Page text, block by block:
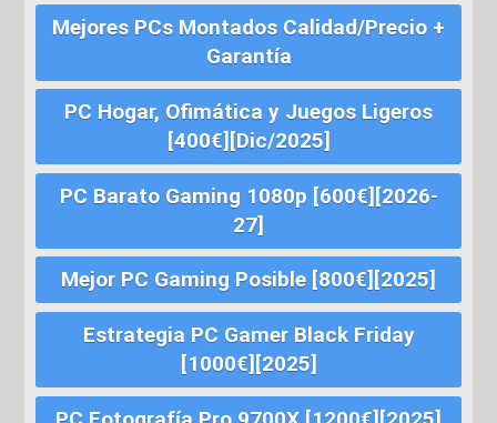
Mejores PCs Montados Calidad/Precio +
Garantía
PC Hogar, Ofimática y Juegos Ligeros
[400€][Dic/2025]
PC Barato Gaming 1080p [600€][2026-
27]
Mejor PC Gaming Posible [800€][2025]
Estrategia PC Gamer Black Friday
[1000€][2025]